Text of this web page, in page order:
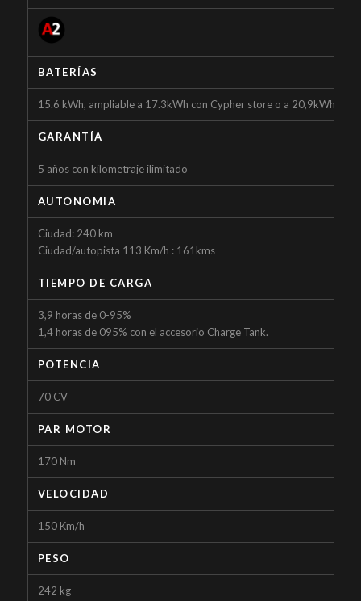
BATERÍAS
15.6 kWh, ampliable a 17.3kWh con Cypher store o a 20,9kWh con
GARANTÍA
5 años con kilometraje ilimitado
AUTONOMIA
Ciudad: 240 km
Ciudad/autopista 113 Km/h : 161kms
TIEMPO DE CARGA
3,9 horas de 0-95%
1,4 horas de 095% con el accesorio Charge Tank.
POTENCIA
70 CV
PAR MOTOR
170 Nm
VELOCIDAD
150 Km/h
PESO
242 kg